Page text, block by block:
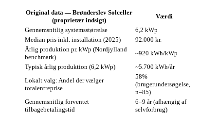
Original data — Brønderslev Solceller
(proprietær indsigt)
Værdi
Gennemsnitlig systemsstørrelse
6,2 kWp
Median pris inkl. installation (2025)
92.000 kr.
Årlig produktion pr. kWp (Nordjylland
benchmark)
~920 kWh/kWp
Typisk årlig produktion (6,2 kWp)
~5.700 kWh/år
Lokalt valg: Andel der vælger
totalentreprise
58%
(brugerundersøgelse,
n=85)
Gennemsnitlig forventet
tilbagebetalingstid
6–9 år (afhængig af
selvforbrug)